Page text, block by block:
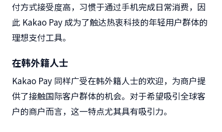
付方式接受度高，习惯于通过手机完成日常消费，因
此 Kakao Pay 成为了触达热衷科技的年轻用户群体的
理想支付工具。
在韩外籍人士
Kakao Pay 同样广受在韩外籍人士的欢迎，为商户提
供了接触国际客户群体的机会。 对于希望吸引全球客
户的商户而言，这一特点尤其具有吸引力。